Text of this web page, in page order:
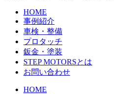
HOME
事例紹介
車検・整備
プロタッチ
鈑金・塗装
STEP MOTORSとは
お問い合わせ
HOME